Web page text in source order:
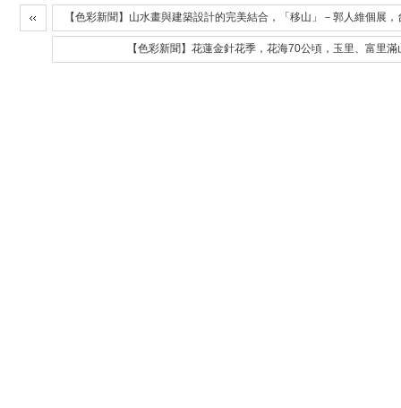
【色彩新聞】山水畫與建築設計的完美結合，「移山」－郭人維個展
【色彩新聞】花蓮金針花季，花海70公頃，玉里、富里